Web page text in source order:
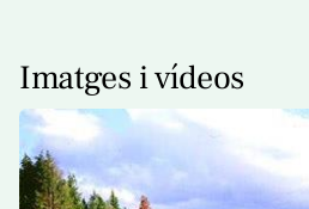
Imatges i vídeos